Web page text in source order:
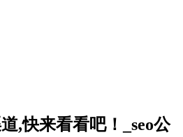
,快来看看吧！_seo公